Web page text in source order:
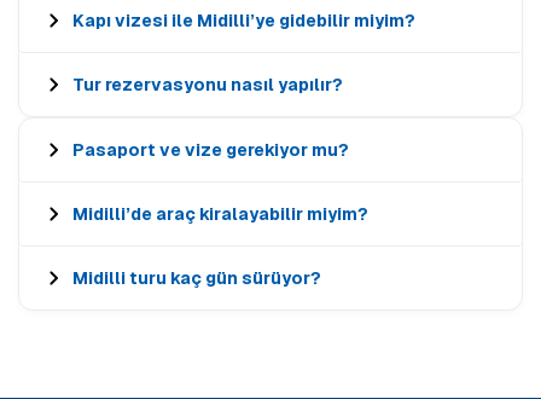
Kapı vizesi ile Midilli’ye gidebilir miyim?
Tur rezervasyonu nasıl yapılır?
Pasaport ve vize gerekiyor mu?
Midilli’de araç kiralayabilir miyim?
Midilli turu kaç gün sürüyor?